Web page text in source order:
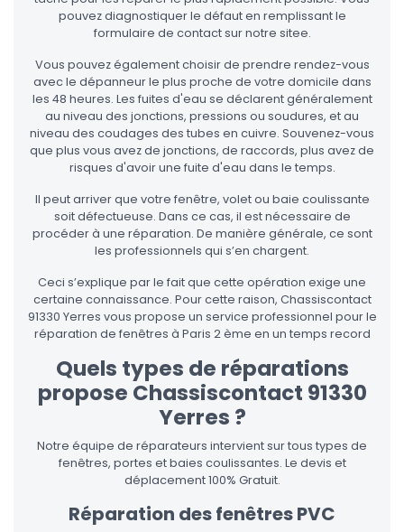
pouvez diagnostiquer le défaut en remplissant le
formulaire de contact sur notre sitee.
Vous pouvez également choisir de prendre rendez-vous
avec le dépanneur le plus proche de votre domicile dans
les 48 heures. Les fuites d'eau se déclarent généralement
au niveau des jonctions, pressions ou soudures, et au
niveau des coudages des tubes en cuivre. Souvenez-vous
que plus vous avez de jonctions, de raccords, plus avez de
risques d'avoir une fuite d'eau dans le temps.
Il peut arriver que votre fenêtre, volet ou baie coulissante
soit défectueuse. Dans ce cas, il est nécessaire de
procéder à une réparation. De manière générale, ce sont
les professionnels qui s’en chargent.
Ceci s’explique par le fait que cette opération exige une
certaine connaissance. Pour cette raison, Chassiscontact
91330 Yerres vous propose un service professionnel pour le
réparation de fenêtres à Paris 2 ème en un temps record
Quels types de réparations
propose Chassiscontact 91330
Yerres ?
Notre équipe de réparateurs intervient sur tous types de
fenêtres, portes et baies coulissantes. Le devis et
déplacement 100% Gratuit.
Réparation des fenêtres PVC